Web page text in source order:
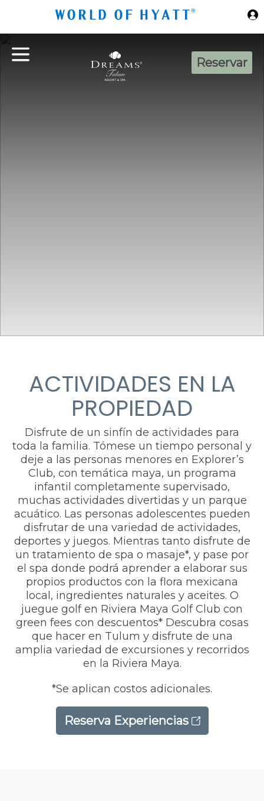
Reservar
ACTIVIDADES EN LA
PROPIEDAD
Disfrute de un sinfín de actividades para
toda la familia. Tómese un tiempo personal y
deje a las personas menores en Explorer’s
Club, con temática maya, un programa
infantil completamente supervisado,
muchas actividades divertidas y un parque
acuático. Las personas adolescentes pueden
disfrutar de una variedad de actividades,
deportes y juegos. Mientras tanto disfrute de
un tratamiento de spa o masaje*, y pase por
el spa donde podrá aprender a elaborar sus
propios productos con la flora mexicana
local, ingredientes naturales y aceites. O
juegue golf en Riviera Maya Golf Club con
green fees con descuentos* Descubra cosas
que hacer en Tulum y disfrute de una
amplia variedad de excursiones y recorridos
en la Riviera Maya.
*Se aplican costos adicionales.
Reserva Experiencias